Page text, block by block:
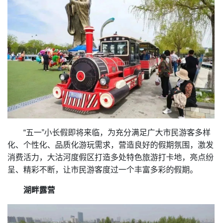
“五一”小长假即将来临，为充分满足广大市民游客多样
化、个性化、品质化游玩需求，营造良好的假期氛围，激发
消费活力，大沽河度假区打造多处特色旅游打卡地，亮点纷
呈、精彩不断，让市民游客度过一个丰富多彩的假期。
湖畔露营